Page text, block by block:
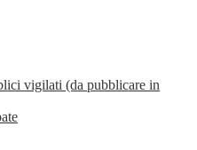
vigilati (da pubblicare in